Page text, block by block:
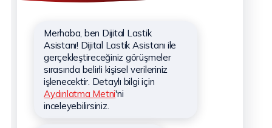
Hakkımızda
Hizmetlerimiz
Haberler
Sponsorluklar
Kişisel Verilerin Korunması